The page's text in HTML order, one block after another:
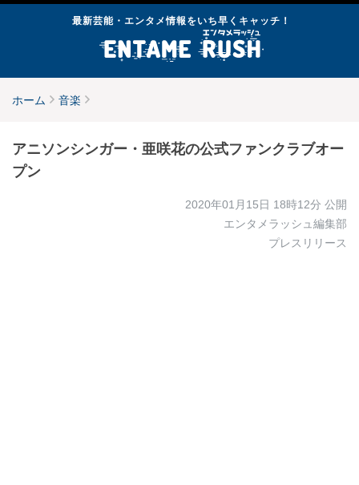
最新芸能・エンタメ情報をいち早くキャッチ！
ホーム 音楽
アニソンシンガー・亜咲花の公式ファンクラブオー
プン
2020年01月15日 18時12分 公開
エンタメラッシュ編集部
プレスリリース